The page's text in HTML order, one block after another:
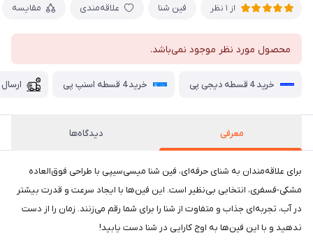
از 1 نظر فین شنا علاقه‌مندی مقایسه
محصول مورد نظر موجود نمی‌باشد.
خرید 4 قسطه دیجی پی خرید 4 قسطه اسنپ پی
معرفی دیدگاه‌ها
برای علاقه‌مندان به شنای حرفه‌ای، فین شنا میسی‌سیپی با طراحی فوق‌العاده
مشکی-فسفری، انتخابی بی‌نظیر است. این فین‌ها با ایجاد سرعت و قدرت بیشتر
در آب، تجربه‌ای جذاب و متفاوت از شنا را برای شما رقم می‌زنند. زمان را از دست
ندهید و با این فین‌ها به اوج کارایی در شنا دست یابید!